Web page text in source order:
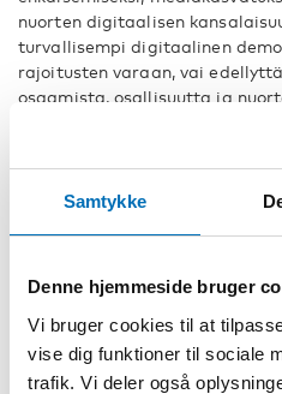
Samtykke
Denne hjemmeside bruger
Vi bruger cookies til at
vise dig funktioner til sociale
trafik. Vi deler også
nuorten digitaalisen
turvallisempi digitaalinen
rajoitusten varaan, vai
osaamista, osallisuutta ja
Fatim Diarra, kansanedustaja,